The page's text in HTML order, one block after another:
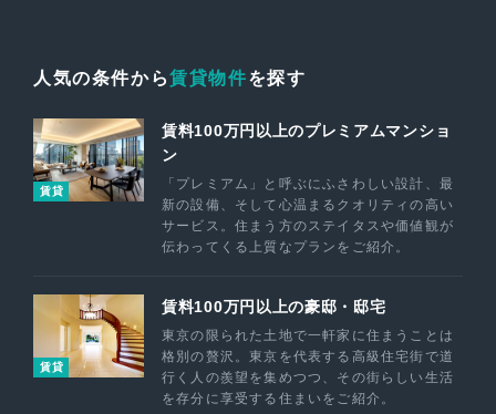
人気の条件から賃貸物件を探す
賃貸
賃料100万円以上のプレミアムマンショ
ン
「プレミアム」と呼ぶにふさわしい設計、最
新の設備、そして心温まるクオリティの高い
サービス。住まう方のステイタスや価値観が
伝わってくる上質なプランをご紹介。
賃貸
賃料100万円以上の豪邸・邸宅
東京の限られた土地で一軒家に住まうことは
格別の贅沢。東京を代表する高級住宅街で道
行く人の羨望を集めつつ、その街らしい生活
を存分に享受する住まいをご紹介。